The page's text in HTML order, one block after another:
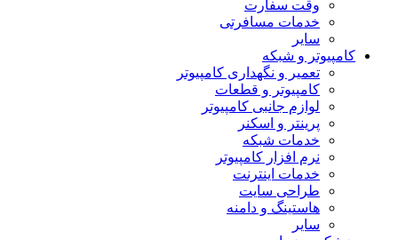
وقت سفارت
خدمات مسافرتی
سایر
کامپیوتر و شبکه
تعمیر و نگهداری کامپیوتر
کامپیوتر و قطعات
لوازم جانبی کامپیوتر
پرینتر و اسکنر
خدمات شبکه
نرم افزار کامپیوتر
خدمات اینترنت
طراحی سایت
هاستینگ و دامنه
سایر